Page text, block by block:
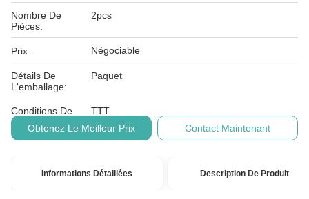
Nombre De
Pièces:
2pcs
Prix: Négociable
Détails De
L'emballage:
Paquet
Conditions De
Paiement:
TTT
Obtenez Le Meilleur Prix
Contact Maintenant
Informations Détaillées Description De Produit